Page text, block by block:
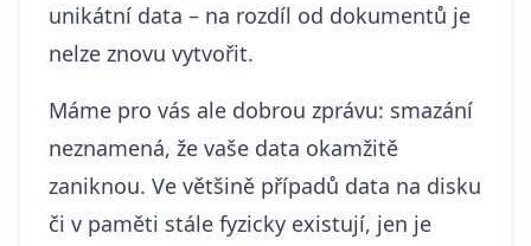
unikátní data – na rozdíl od dokumentů je
nelze znovu vytvořit.
Máme pro vás ale dobrou zprávu: smazání
neznamená, že vaše data okamžitě
zaniknou. Ve většině případů data na disku
či v paměti stále fyzicky existují, jen je